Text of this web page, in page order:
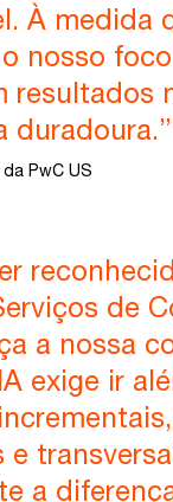
À medida
nosso
resultados
duradoura.”
PwC US
de
a nossa
exige ir
a